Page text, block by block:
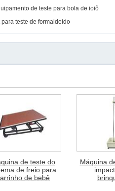
de teste para bola de ioiô
para teste de formaldeído
de teste do
de freio para
de bebê
Máquina